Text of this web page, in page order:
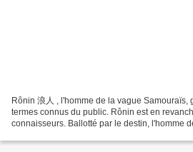
Rônin 浪人 , l'homme de la vague Samouraïs,
termes connus du public. Rônin est en
connaisseurs. Ballotté par le destin, l'homme